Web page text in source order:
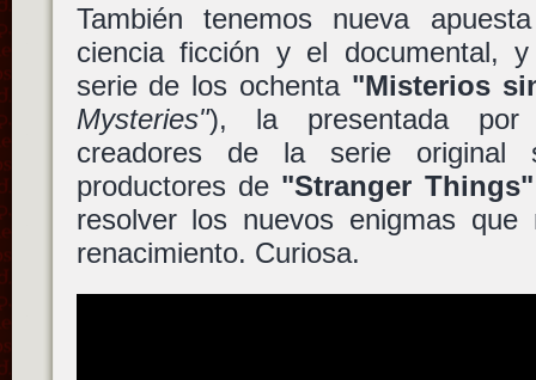
También tenemos nueva
ciencia ficción y el documental,
serie de los ochenta "Misterios
Mysteries"), la presentada
creadores de la serie
productores de "Stranger Things"
resolver los nuevos enigmas
renacimiento. Curiosa.